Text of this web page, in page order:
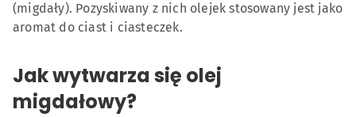
Źródła
(migdały). Pozyskiwany z nich olejek stosowany jest jako
aromat do ciast i ciasteczek.
Jak wytwarza się olej
migdałowy?